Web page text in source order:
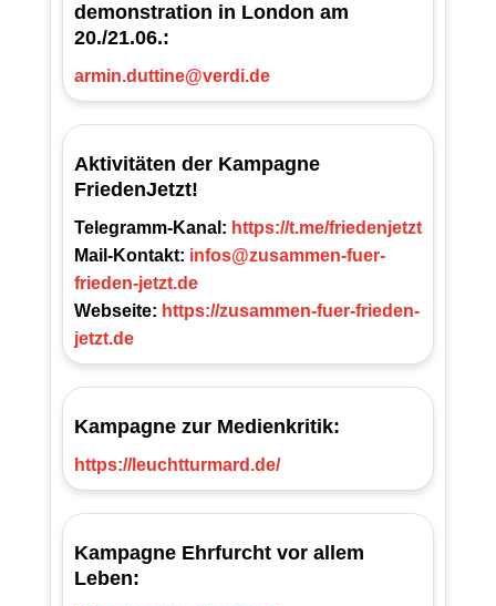
demonstration in London am
20./21.06.:
armin.duttine@verdi.de
Aktivitäten der Kampagne
FriedenJetzt!
Telegramm-Kanal: https://t.me/friedenjetzt
Mail-Kontakt: infos@zusammen-fuer-
frieden-jetzt.de
Webseite: https://zusammen-fuer-frieden-
jetzt.de
Kampagne zur Medienkritik:
https://leuchtturmard.de/
Kampagne Ehrfurcht vor allem
Leben: